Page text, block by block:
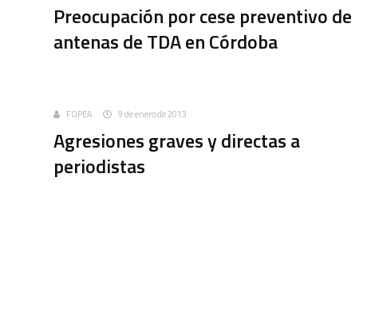
Preocupación por cese preventivo de
antenas de TDA en Córdoba
FOPEA 9 de enero de 2013
Agresiones graves y directas a
periodistas